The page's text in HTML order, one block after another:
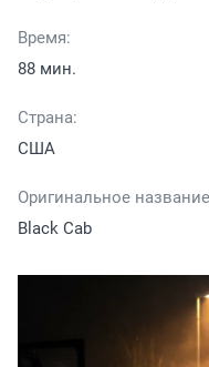
Время:
88 мин.
Страна:
США
Оригинальное
Black Cab